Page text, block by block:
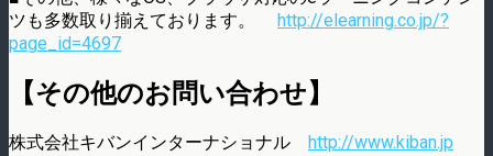
ツも多数取り揃えております。 http://elearning.co.jp/?
page_id=4697
【その他のお問い合わせ】
株式会社キバンインターナショナル
http://www.kiban.jp